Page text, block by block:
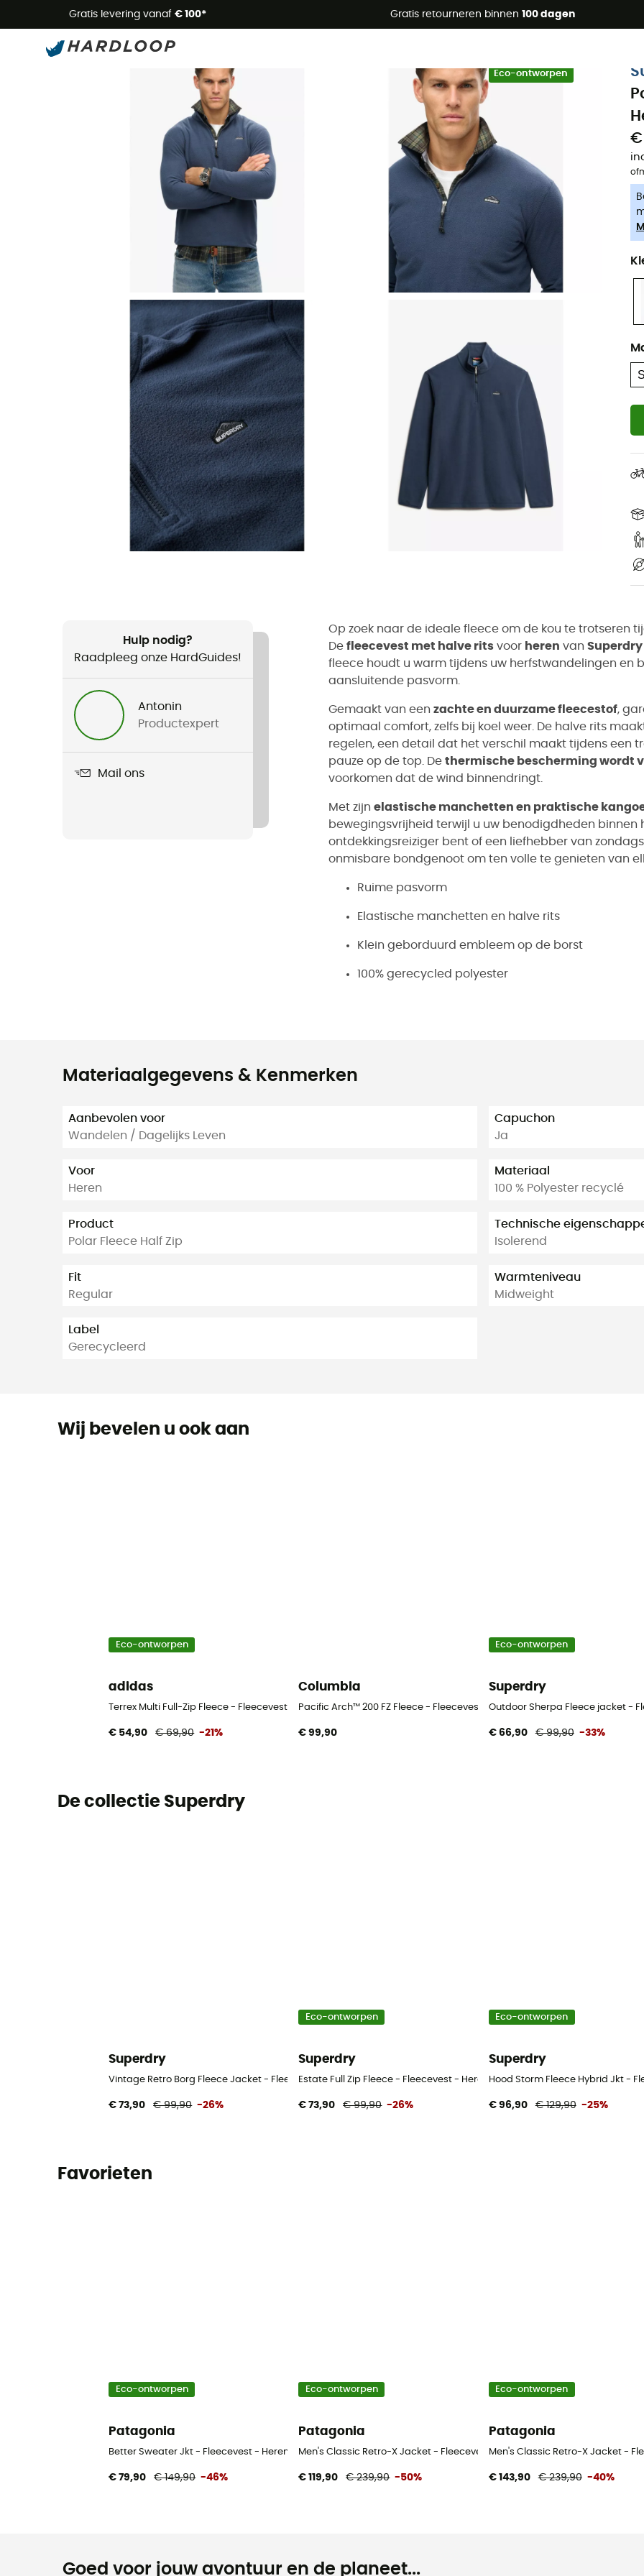
Gratis levering vanaf € 100* Gratis retourneren binnen 100 dagen
Zomeraanbiedingen 🔥 -5% EXTRA vanaf 2 producten* met code
Eco-ontworpen
€
of
Hulp nodig?
Raadpleeg onze HardGuides!
Antonin
Productexpert
Mail ons
Op zoek naar de ideale fleece om de kou te trotseren
De fleecevest met halve rits voor heren van Superdry
fleece houdt u warm tijdens uw herfstwandelingen en
aansluitende pasvorm.
Gemaakt van een zachte en duurzame fleecestof,
optimaal comfort, zelfs bij koel weer. De halve rits
regelen, een detail dat het verschil maakt tijdens een
pauze op de top. De thermische bescherming wordt
voorkomen dat de wind binnendringt.
Met zijn elastische manchetten en praktische
bewegingsvrijheid terwijl u uw benodigdheden binnen
ontdekkingsreiziger bent of een liefhebber van
onmisbare bondgenoot om ten volle te genieten van
Ruime pasvorm
Elastische manchetten en halve rits
Klein geborduurd embleem op de borst
100% gerecycled polyester
Materiaalgegevens & Kenmerken
Aanbevolen voor
Wandelen / Dagelijks Leven
Voor
Heren
Product
Polar Fleece Half Zip
Fit
Regular
Label
Gerecycleerd
Capuchon
Ja
Materiaal
100 % Polyester recyclé
Technische
Isolerend
Warmteniveau
Midweight
Wij bevelen u ook aan
Eco-ontworpen
adidas
Terrex Multi Full-Zip Fleece - Fleecevest - Heren
€ 54,90 € 69,90 -21%
Columbia
Pacific Arch™ 200 FZ Fleece - Fleecevest - Heren
€ 99,90
Eco-ontworpen
Superdry
Outdoor Sherpa Fleece jacket -
€ 66,90 € 99,90 -33%
De collectie Superdry
Superdry
Vintage Retro Borg Fleece Jacket - Fleecevest - Heren
€ 73,90 € 99,90 -26%
Eco-ontworpen
Superdry
Estate Full Zip Fleece - Fleecevest - Heren
€ 73,90 € 99,90 -26%
Eco-ontworpen
Superdry
Hood Storm Fleece Hybrid Jkt -
€ 96,90 € 129,90 -25%
Favorieten
Eco-ontworpen
Patagonia
Better Sweater Jkt - Fleecevest - Heren
€ 79,90 € 149,90 -46%
Eco-ontworpen
Patagonia
Men's Classic Retro-X Jacket - Fleecevest - Heren
€ 119,90 € 239,90 -50%
Eco-ontworpen
Patagonia
Men's Classic Retro-X Jacket -
€ 143,90 € 239,90 -40%
Goed voor jouw avontuur en de planeet...